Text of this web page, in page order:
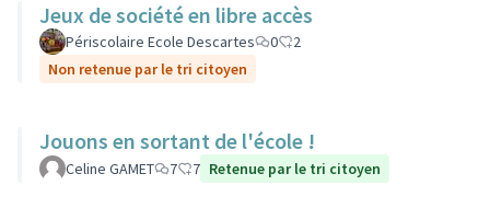
Jeux de société en libre accès
Périscolaire Ecole Descartes 0
2
Non retenue par le tri citoyen
Jouons en sortant de l'école !
Celine GAMET 7 7 Retenue par le tri citoyen